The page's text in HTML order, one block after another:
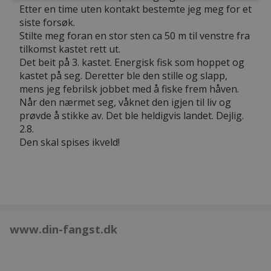
Etter en time uten kontakt bestemte jeg meg for et
siste forsøk.
Stilte meg foran en stor sten ca 50 m til venstre fra
tilkomst kastet rett ut.
Det beit på 3. kastet. Energisk fisk som hoppet og
kastet på seg. Deretter ble den stille og slapp,
mens jeg febrilsk jobbet med å fiske frem håven.
Når den nærmet seg, våknet den igjen til liv og
prøvde å stikke av. Det ble heldigvis landet. Dejlig.
2.8.
Den skal spises ikveld!
www.din-fangst.dk